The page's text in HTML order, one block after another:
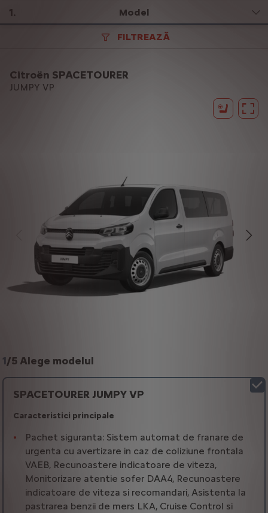
1. Model
FILTREAZĂ
Citroën SPACETOURER
JUMPY VP
1/5 Alege modelul
SPACETOURER JUMPY VP
Caracteristici principale
Pachet siguranta: Sistem automat de franare de
urgenta cu avertizare in caz de coliziune frontala
VAEB, Recunoastere indicatoare de viteza,
Monitorizare atentie sofer DAA4, Recunoastere
indicatoare de viteza si recomandari, Asistenta la
pastrarea benzii de mers LKA, Cruise Control si